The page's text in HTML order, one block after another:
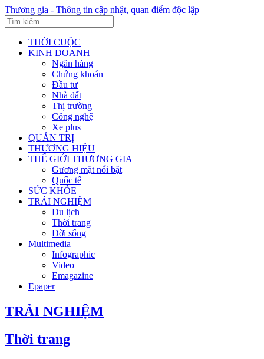
Thương gia - Thông tin cập nhật, quan điểm độc lập
THỜI CUỘC
KINH DOANH
Ngân hàng
Chứng khoán
Đầu tư
Nhà đất
Thị trường
Công nghệ
Xe plus
QUẢN TRỊ
THƯƠNG HIỆU
THẾ GIỚI THƯƠNG GIA
Gương mặt nổi bật
Quốc tế
SỨC KHỎE
TRẢI NGHIỆM
Du lịch
Thời trang
Đời sống
Multimedia
Infographic
Video
Emagazine
Epaper
TRẢI NGHIỆM
Thời trang